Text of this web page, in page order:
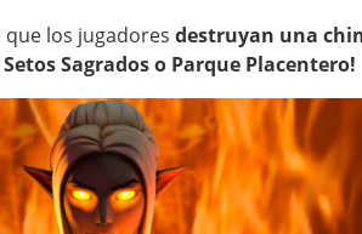
que los jugadores destruyan una
Sagrados o Parque Placentero!